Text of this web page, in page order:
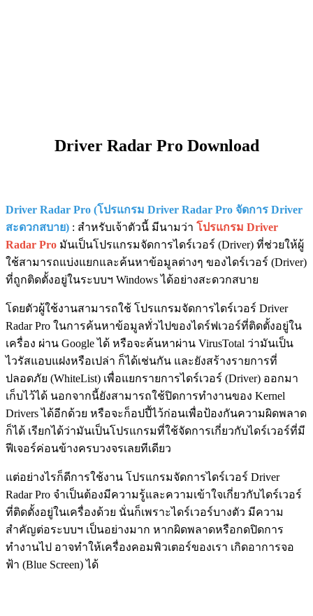
Driver Radar Pro Download
Driver Radar Pro (โปรแกรม Driver Radar Pro จัดการ Driver
สะดวกสบาย) : สำหรับเจ้าตัวนี้ มีนามว่า โปรแกรม Driver
Radar Pro มันเป็นโปรแกรมจัดการไดร์เวอร์ (Driver) ที่ช่วยให้ผู้
ใช้สามารถแบ่งแยกและค้นหาข้อมูลต่างๆ ของไดร์เวอร์ (Driver)
ที่ถูกติดตั้งอยู่ในระบบฯ Windows ได้อย่างสะดวกสบาย
โดยตัวผู้ใช้งานสามารถใช้ โปรแกรมจัดการไดร์เวอร์ Driver
Radar Pro ในการค้นหาข้อมูลทั่วไปของไดร์ฟเวอร์ที่ติดตั้งอยู่ใน
เครื่อง ผ่าน Google ได้ หรือจะค้นหาผ่าน VirusTotal ว่ามันเป็น
ไวรัสแอบแฝงหรือเปล่า ก็ได้เช่นกัน และยังสร้างรายการที่
ปลอดภัย (WhiteList) เพื่อแยกรายการไดร์เวอร์ (Driver) ออกมา
เก็บไว้ได้ นอกจากนี้ยังสามารถใช้ปิดการทำงานของ Kernel
Drivers ได้อีกด้วย หรือจะก็อปปี้ไว้ก่อนเพื่อป้องกันความผิดพลาด
ก็ได้ เรียกได้ว่ามันเป็นโปรแกรมที่ใช้จัดการเกี่ยวกับไดร์เวอร์ที่มี
ฟีเจอร์ค่อนข้างครบวงจรเลยทีเดียว
แต่อย่างไรก็ดีการใช้งาน โปรแกรมจัดการไดร์เวอร์ Driver
Radar Pro จำเป็นต้องมีความรู้และความเข้าใจเกี่ยวกับไดร์เวอร์
ที่ติดตั้งอยู่ในเครื่องด้วย นั่นก็เพราะไดร์เวอร์บางตัว มีความ
สำคัญต่อระบบฯ เป็นอย่างมาก หากผิดพลาดหรือกดปิดการ
ทำงานไป อาจทำให้เครื่องคอมพิวเตอร์ของเรา เกิดอาการจอ
ฟ้า (Blue Screen) ได้